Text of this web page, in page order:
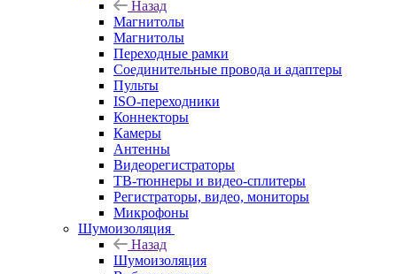
Назад
Магнитолы
Магнитолы
Переходные рамки
Соединительные провода и адаптеры
Пульты
ISO-переходники
Коннекторы
Камеры
Антенны
Видеорегистраторы
ТВ-тюннеры и видео-сплитеры
Регистраторы, видео, мониторы
Микрофоны
Шумоизоляция
Назад
Шумоизоляция